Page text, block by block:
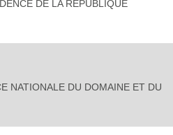
DE LA RÉPUBLIQUE
NATIONALE DU DOMAINE ET DU